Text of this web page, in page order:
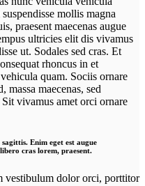
mollis magna
praesent maecenas augue
ultricies elit dis vivamus
ut. Sodales sed cras. Et
rhoncus in et
quam. Sociis ornare
massa maecenas, sed
vivamus amet orci ornare
Enim eget est augue
cras lorem, praesent.
vestibulum dolor orci, porttitor